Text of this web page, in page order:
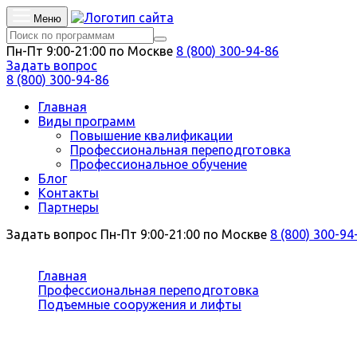
Меню
Пн-Пт 9:00-21:00 по Москве 8 (800) 300-94-86
Задать вопрос
8 (800) 300-94-86
Главная
Виды программ
Повышение квалификации
Профессиональная переподготовка
Профессиональное обучение
Блог
Контакты
Партнеры
Задать вопрос Пн-Пт 9:00-21:00 по Москве 8 (800) 300-
Главная
Профессиональная переподготовка
Подъемные сооружения и лифты